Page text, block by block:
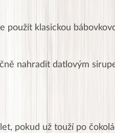
použít klasickou
nahradit datlovým
pokud už touží po